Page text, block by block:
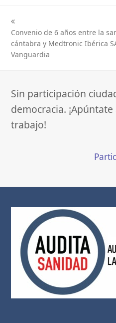
previous
post:
Convenio de 6 años entre la
cántabra y Medtronic Ibérica
Vanguardia
Sin participación
democracia.
trabajo!